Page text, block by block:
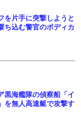
を片手に突撃しようと
ち込む警官のボディカ
黒海艦隊の偵察船「イ
を無人高速艇で攻撃す